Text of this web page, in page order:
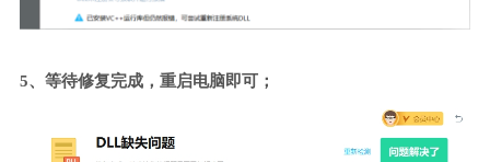
5、等待修复完成，重启电脑即可；